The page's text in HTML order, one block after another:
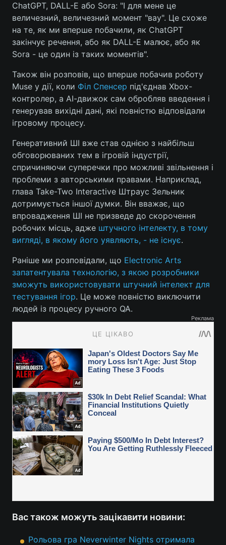
ChatGPT, DALL-E або Sora: "І для мене це
величезний, величезний момент "вау". Це схоже
на те, як ми вперше побачили, як ChatGPT
закінчує речення, або як DALL-E малює, або як
Sora - це один із таких моментів".
Також він розповів, що вперше побачив роботу
Muse у дії, коли Філ Спенсер під'єднав Xbox-
контролер, а АІ-движок сам обробляв введення і
генерував вихідні дані, які повністю відповідали
ігровому процесу.
Генеративний ШІ вже став однією з найбільш
обговорюваних тем в ігровій індустрії,
спричиняючи суперечки про можливі звільнення і
проблеми з авторськими правами. Наприклад,
глава Take-Two Interactive Штраус Зельник
дотримується іншої думки. Він вважає, що
впровадження ШІ не призведе до скорочення
робочих місць, адже штучного інтелекту, в тому
вигляді, в якому його уявляють, - не існує.
Раніше ми розповідали, що Electronic Arts
запатентувала технологію, з якою розробники
зможуть використовувати штучний інтелект для
тестування ігор. Це може повністю виключити
людей із процесу ручного QA.
Реклама
Вас також можуть зацікавити новини:
Рольова гра Neverwinter Nights отримала